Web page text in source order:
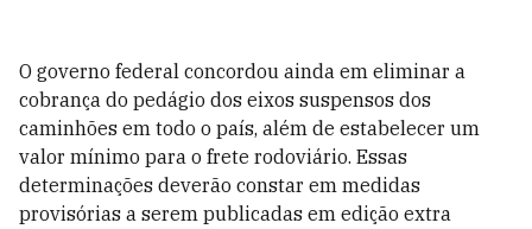
O governo federal concordou ainda em eliminar a
cobrança do pedágio dos eixos suspensos dos
caminhões em todo o país, além de estabelecer um
valor mínimo para o frete rodoviário. Essas
determinações deverão constar em medidas
provisórias a serem publicadas em edição extra